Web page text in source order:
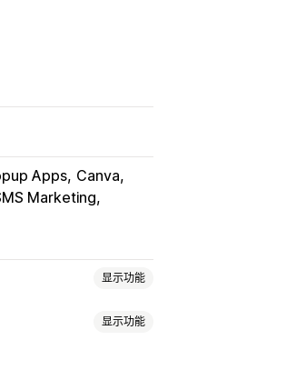
Apps Canva
Marketing
显示功能
显示功能